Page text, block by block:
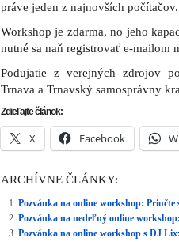
práve jeden z najnovších počítačov.
Workshop je zdarma, no jeho
nutné sa naň registrovať e-mailom
Podujatie z verejných zdrojov
Trnava a Trnavský samosprávny
Zdieľajte článok:
X Facebook
ARCHÍVNE ČLÁNKY:
Pozvánka na online workshop:
Pozvánka na nedeľný online
Pozvánka na online workshop s DJ